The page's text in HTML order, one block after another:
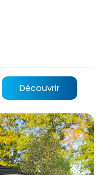
Découvrir